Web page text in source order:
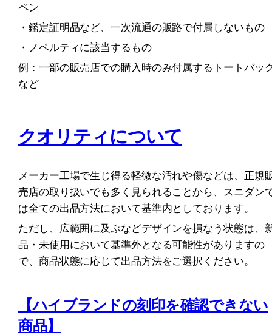
ペン
・鑑定証明品など、一次流通の販路で付属しないもの
・ノベルティに該当するもの
例：一部の販売店での購入時のみ付属するトートバッ
など
クオリティについて
メーカー工場で生じ得る軽微な汚れや傷などは、正規
売店の取り扱いでも多く見られることから、スニダン
は全ての出品方法において基準内としております。
ただし、広範囲に及ぶなどデザインを損なう状態は、
品・未使用において基準外となる可能性がありますの
で、商品状態に応じて出品方法をご選択ください。
【ハイブランドの刻印を確認できない
商品】